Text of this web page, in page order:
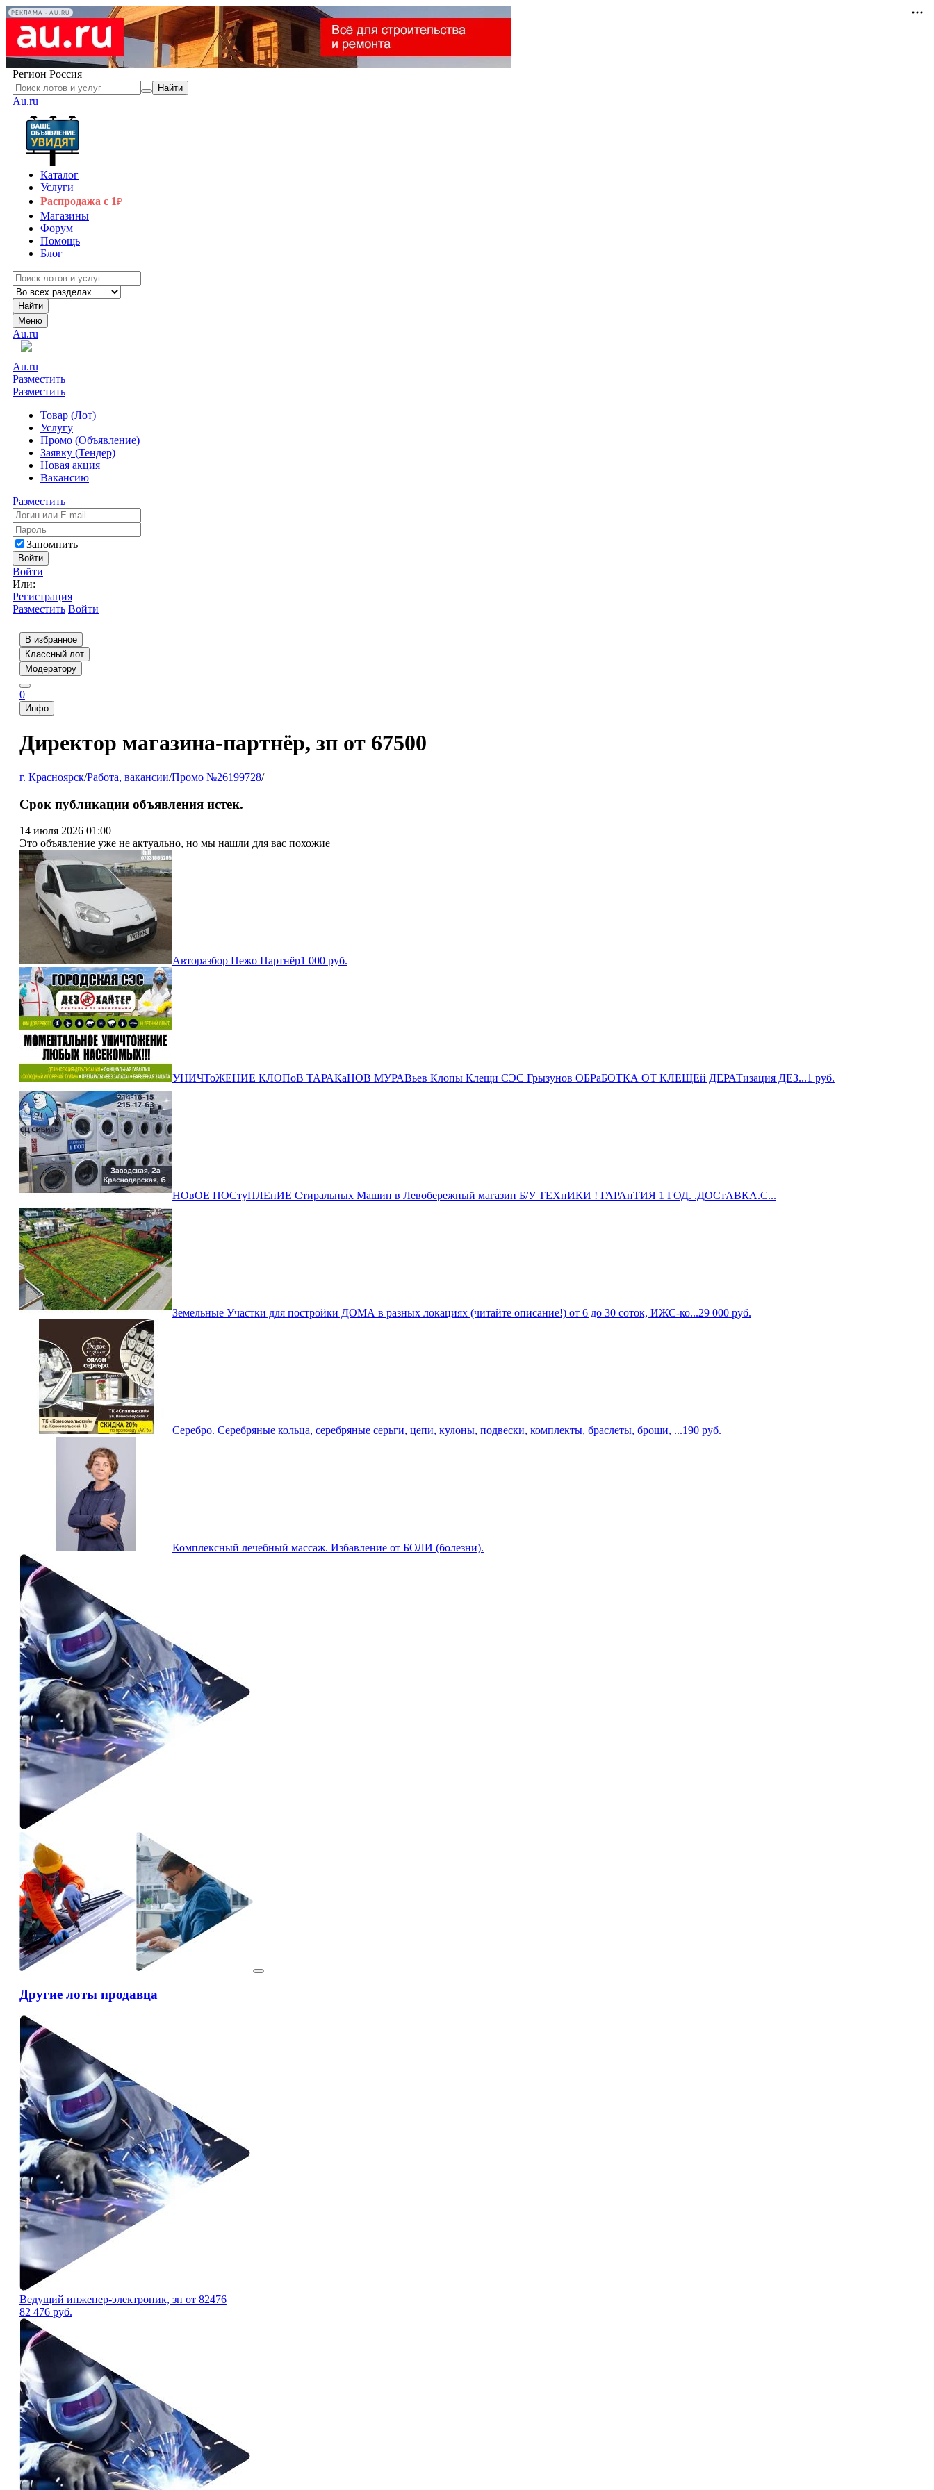
РЕКЛАМА • AU.RU
Регион Россия
Найти
Au.ru
Каталог
Услуги
Распродажа с 1₽
Магазины
Форум
Помощь
Блог
Найти
Меню
Au.ru
Au.ru
Разместить
Разместить
Товар (Лот)
Услугу
Промо (Объявление)
Заявку (Тендер)
Новая акция
Вакансию
Разместить
Запомнить
Войти
Войти
Или:
Регистрация
Разместить Войти
В избранное
Классный лот
Модератору
0
Инфо
Директор магазина-партнёр, зп от 67500
г. Красноярск/Работа, вакансии/Промо №26199728/
Срок публикации объявления истек.
14 июля 2026 01:00
Это объявление уже не актуально, но мы нашли для вас похожие
Авторазбор Пежо Партнёр1 000 руб.
УНИЧТоЖЕНИЕ КЛОПоВ ТАРАКаНОВ МУРАВьев Клопы Клещи СЭС Грызунов ОБРаБОТКА ОТ КЛЕЩЕй ДЕРАТизация ДЕЗ...1 руб.
НОвОЕ ПОСтуПЛЕнИЕ Стиральных Машин в Левобережный магазин Б/У ТЕХнИКИ ! ГАРАнТИЯ 1 ГОД. .ДОСтАВКА.С...
Земельные Участки для постройки ДОМА в разных локациях (читайте описание!) от 6 до 30 соток, ИЖС-ко...29 000 руб.
Серебро. Серебряные кольца, серебряные серьги, цепи, кулоны, подвески, комплекты, браслеты, броши, ...190 руб.
Комплексный лечебный массаж. Избавление от БОЛИ (болезни).
Другие лоты продавца
Ведущий инженер-электроник, зп от 82476
82 476 руб.